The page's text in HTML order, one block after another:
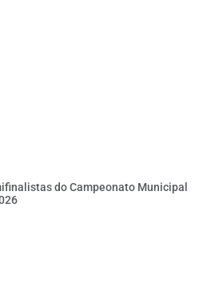
do Campeonato Municipal